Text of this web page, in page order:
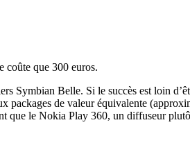
coûte que 300 euros.
Symbian Belle. Si le succès est loin
packages de valeur équivalente
que le Nokia Play 360, un diffuseur